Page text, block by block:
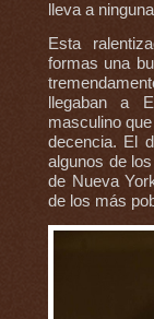
lleva a
Esta
formas una
llegaban a
masculino
decencia. El
algunos de
de Nueva
de los más